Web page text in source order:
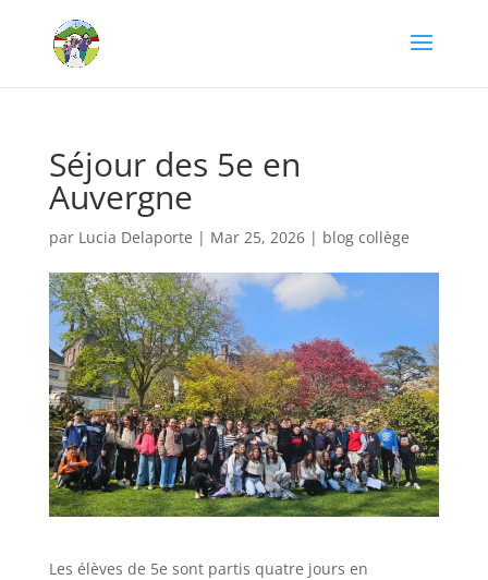
Séjour des 5e en
Auvergne
par Lucia Delaporte | Mar 25, 2026| blog collège
Les élèves de 5e sont partis quatre jours en